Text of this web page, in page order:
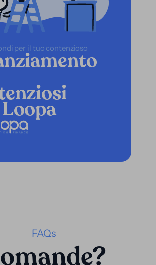
per il tuo contenzioso
FAQs